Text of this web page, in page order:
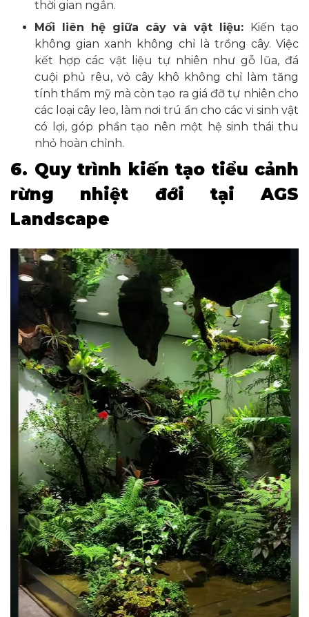
thời gian ngắn.
Mối liên hệ giữa cây và vật liệu:
Kiến tạo
không gian xanh không chỉ là trồng cây. Việc
kết hợp các vật liệu tự nhiên như gỗ lũa, đá
cuội phủ rêu, vỏ cây khô không chỉ làm tăng
tính thẩm mỹ mà còn tạo ra giá đỡ tự nhiên cho
các loại cây leo, làm nơi trú ẩn cho các vi sinh vật
có lợi, góp phần tạo nên một hệ sinh thái thu
nhỏ hoàn chỉnh.
6. Quy trình kiến tạo tiểu cảnh
rừng nhiệt đới tại AGS
Landscape